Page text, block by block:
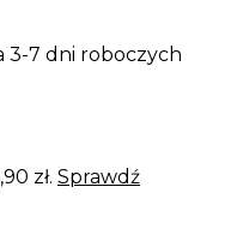
3-7 dni roboczych
zł. Sprawdź